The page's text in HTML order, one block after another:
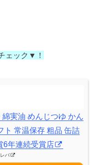
ェック▼！
実油 めんじつゆ かん
ト 常温保存 粗品 缶詰
6年連続受賞店
バ